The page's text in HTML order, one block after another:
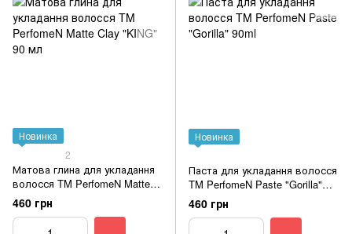
Новинка
2
Матова глина для укладання
волосся TM PerfomeN Matte
Clay "KING" 90 мл
460 грн
Новинка
Паста для укладання волосся
TM PerfomeN Paste "Gorilla"
90ml
460 грн